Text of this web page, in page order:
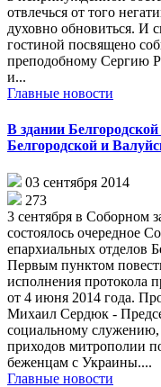
отвлечься от того
духовно обновиться. И
гостиной посвящено
преподобному Сергию
и...
Главные новости
В здании
Белгородской и
03 сентября 2014
273
3 сентября в Соборном
состоялось очередное
епархиальных отделов
Первым пунктом
исполнения протокола
от 4 июня 2014 года.
Михаил Сердюк -
социальному служению,
приходов митрополии
беженцам с Украины....
Главные новости